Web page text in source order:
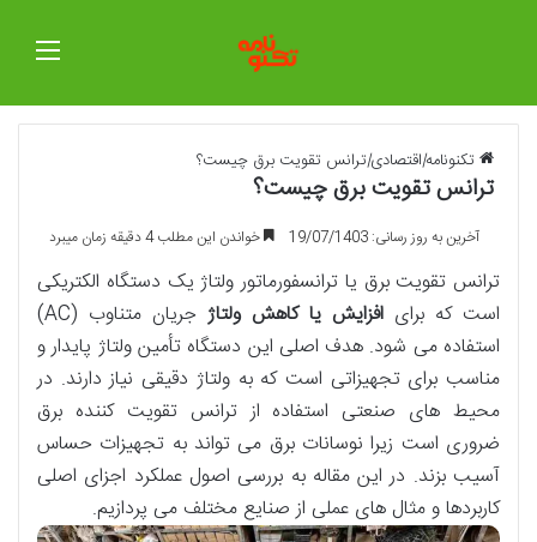
تکنونامه|اقتصادی|ترانس تقویت برق چیست؟
ترانس تقویت برق چیست؟
آخرین به روز رسانی: 19/07/1403 خواندن این مطلب 4 دقیقه زمان میبرد
ترانس تقویت برق یا ترانسفورماتور ولتاژ یک دستگاه الکتریکی
است که برای افزایش یا کاهش ولتاژ
جریان متناوب (AC)
استفاده می شود. هدف اصلی این دستگاه تأمین ولتاژ پایدار و
مناسب برای تجهیزاتی است که به ولتاژ دقیقی نیاز دارند. در
محیط های صنعتی استفاده از ترانس تقویت کننده برق
ضروری است زیرا نوسانات برق می تواند به تجهیزات حساس
آسیب بزند. در این مقاله به بررسی اصول عملکرد اجزای اصلی
کاربردها و مثال های عملی از صنایع مختلف می پردازیم.